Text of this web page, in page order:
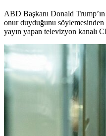
ABD Başkanı Donald
onur duyduğunu söylemesinden
yayın yapan televizyon kanalı